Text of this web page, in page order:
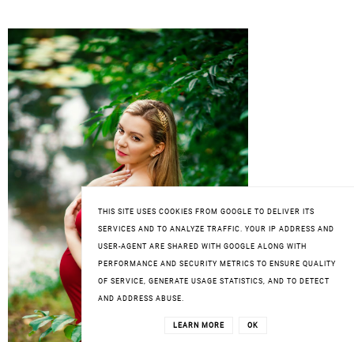
THIS SITE USES COOKIES FROM GOOGLE TO DELIVER ITS
SERVICES AND TO ANALYZE TRAFFIC. YOUR IP ADDRESS AND
USER-AGENT ARE SHARED WITH GOOGLE ALONG WITH
PERFORMANCE AND SECURITY METRICS TO ENSURE QUALITY
OF SERVICE, GENERATE USAGE STATISTICS, AND TO DETECT
AND ADDRESS ABUSE.
LEARN MORE OK